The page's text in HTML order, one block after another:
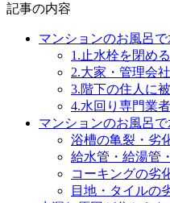
記事の内容
マンションのお風呂
1.止水栓を閉める
2.大家・管理会
3.階下の住人に
4.水回り専門業
マンションのお風呂
浴槽の亀裂・劣
給水管・給湯管
コーキングの劣
目地・タイルの